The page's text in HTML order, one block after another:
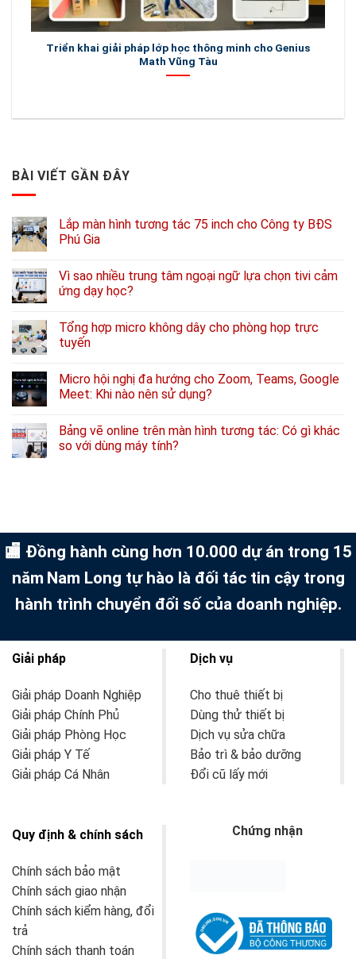
Triển khai giải pháp lớp học thông minh cho Genius
Math Vũng Tàu
BÀI VIẾT GẦN ĐÂY
Lắp màn hình tương tác 75 inch cho Công ty BĐS
Phú Gia
Vì sao nhiều trung tâm ngoại ngữ lựa chọn tivi cảm
ứng dạy học?
Tổng hợp micro không dây cho phòng họp trực
tuyến
Micro hội nghị đa hướng cho Zoom, Teams, Google
Meet: Khi nào nên sử dụng?
Bảng vẽ online trên màn hình tương tác: Có gì khác
so với dùng máy tính?
🏬 Đồng hành cùng hơn 10.000 dự án trong 15
năm Nam Long tự hào là đối tác tin cậy trong
hành trình chuyển đổi số của doanh nghiệp.
Giải pháp
Giải pháp Doanh Nghiệp
Giải pháp Chính Phủ
Giải pháp Phòng Học
Giải pháp Y Tế
Giải pháp Cá Nhân
Dịch vụ
Cho thuê thiết bị
Dùng thử thiết bị
Dịch vụ sửa chữa
Bảo trì & bảo dưỡng
Đổi cũ lấy mới
Quy định & chính sách
Chính sách bảo mật
Chính sách giao nhận
Chính sách kiểm hàng, đổi
trả
Chính sách thanh toán
Chứng nhận